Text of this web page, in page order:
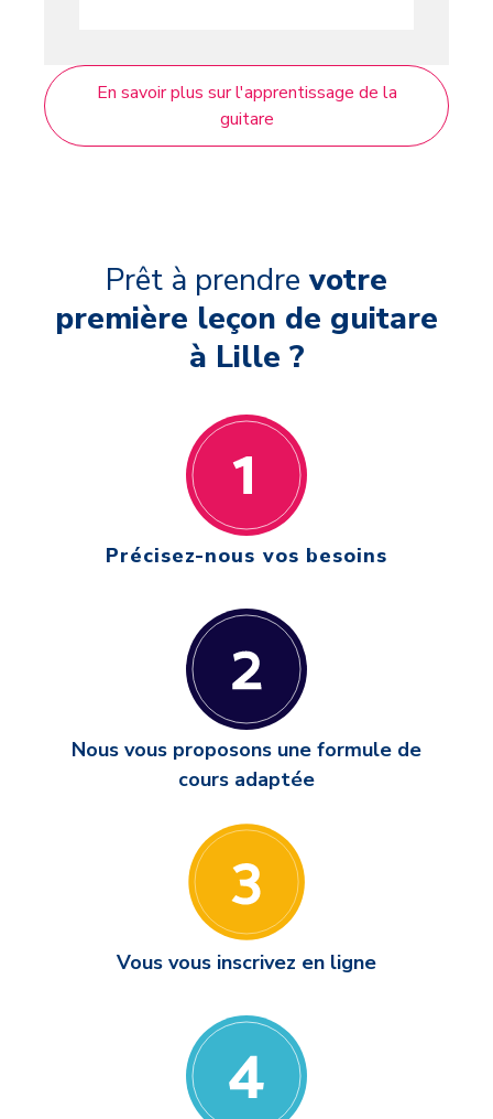
En savoir plus sur l'apprentissage de la
guitare
Prêt à prendre votre
première leçon de guitare
à Lille ?
Précisez-nous vos besoins
Nous vous proposons une formule de
cours adaptée
Vous vous inscrivez en ligne